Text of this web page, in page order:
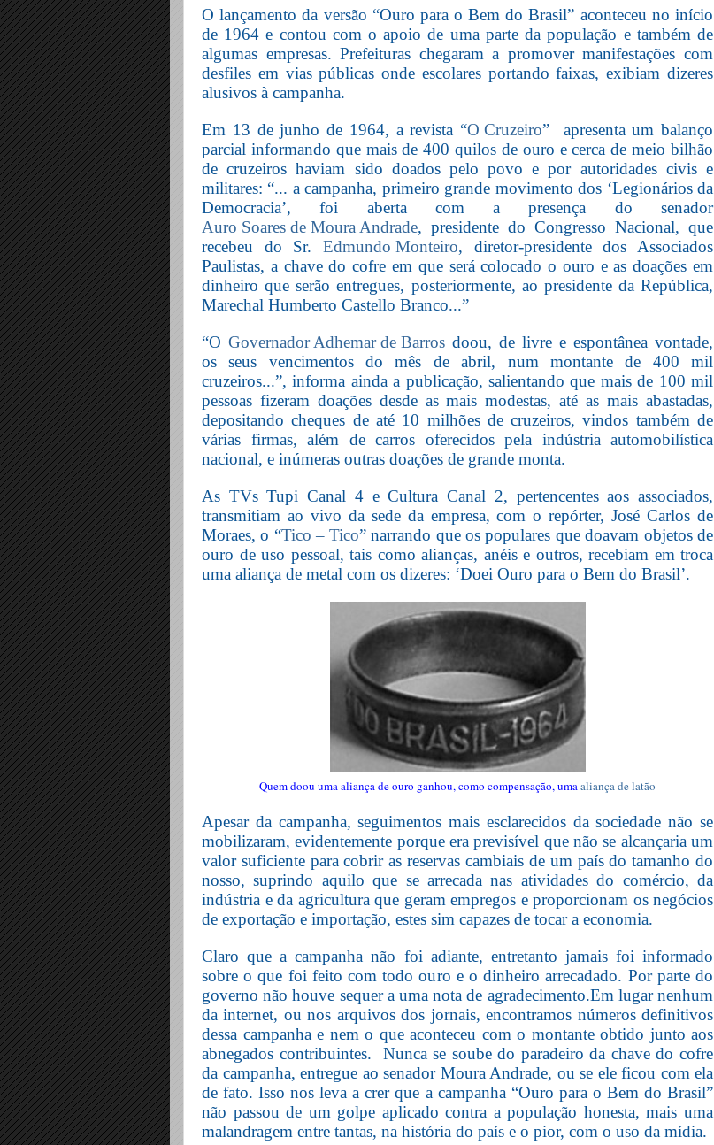
O lançamento da versão “Ouro para o Bem do Brasil” aconteceu no início
de 1964 e contou com o apoio de uma parte da população e também de
algumas empresas. Prefeituras chegaram a promover manifestações com
desfiles em vias públicas onde escolares portando faixas, exibiam dizeres
alusivos à campanha.
Em 13 de junho de 1964, a revista “O Cruzeiro”
apresenta um balanço
parcial informando que mais de 400 quilos de ouro e cerca de meio bilhão
de cruzeiros haviam sido doados pelo povo e por autoridades civis e
militares: “... a campanha, primeiro grande movimento dos ‘Legionários da
Democracia’, foi aberta com a presença do senador
Auro Soares de Moura Andrade, presidente do Congresso Nacional, que
recebeu do Sr. Edmundo Monteiro, diretor-presidente dos Associados
Paulistas, a chave do cofre em que será colocado o ouro e as doações em
dinheiro que serão entregues, posteriormente, ao presidente da República,
Marechal Humberto Castello Branco...”
“O Governador Adhemar de Barros doou, de livre e espontânea vontade,
os seus vencimentos do mês de abril, num montante de 400 mil
cruzeiros...”, informa ainda a publicação, salientando que mais de 100 mil
pessoas fizeram doações desde as mais modestas, até as mais abastadas,
depositando cheques de até 10 milhões de cruzeiros, vindos também de
várias firmas, além de carros oferecidos pela indústria automobilística
nacional, e inúmeras outras doações de grande monta.
As TVs Tupi Canal 4 e Cultura Canal 2, pertencentes aos associados,
transmitiam ao vivo da sede da empresa, com o repórter, José Carlos de
Moraes, o “Tico – Tico” narrando que os populares que doavam objetos de
ouro de uso pessoal, tais como alianças, anéis e outros, recebiam em troca
uma aliança de metal com os dizeres: ‘Doei Ouro para o Bem do Brasil’.
Quem doou uma aliança de ouro ganhou, como compensação, umaaliança de latão
Apesar da campanha, seguimentos mais esclarecidos da sociedade não se
mobilizaram, evidentemente porque era previsível que não se alcançaria um
valor suficiente para cobrir as reservas cambiais de um país do tamanho do
nosso, suprindo aquilo que se arrecada nas atividades do comércio, da
indústria e da agricultura que geram empregos e proporcionam os negócios
de exportação e importação, estes sim capazes de tocar a economia.
Claro que a campanha não foi adiante, entretanto jamais foi informado
sobre o que foi feito com todo ouro e o dinheiro arrecadado. Por parte do
governo não houve sequer a uma nota de agradecimento.Em lugar nenhum
da internet, ou nos arquivos dos jornais, encontramos números definitivos
dessa campanha e nem o que aconteceu com o montante obtido junto aos
abnegados contribuintes.
Nunca se soube do paradeiro da chave do cofre
da campanha, entregue ao senador Moura Andrade, ou se ele ficou com ela
de fato. Isso nos leva a crer que a campanha “Ouro para o Bem do Brasil”
não passou de um golpe aplicado contra a população honesta, mais uma
malandragem entre tantas, na história do país e o pior, com o uso da mídia.